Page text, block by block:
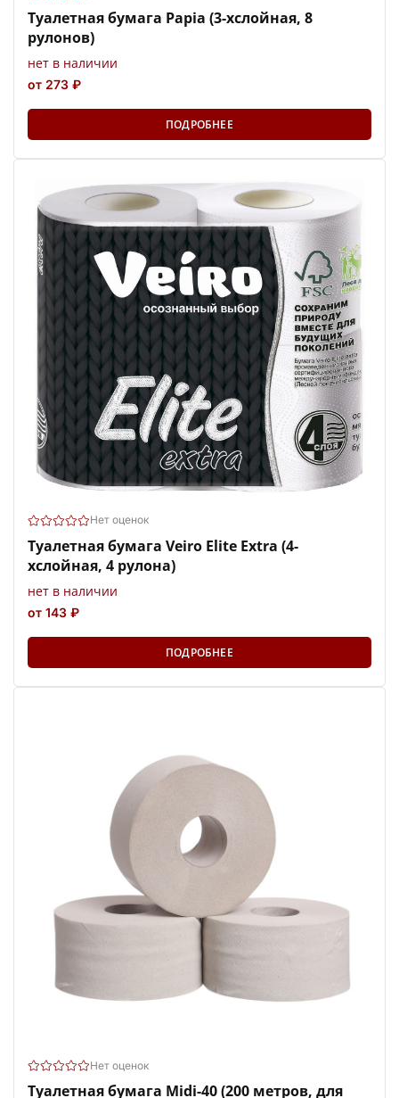
Туалетная бумага Papia (3-хслойная, 8
рулонов)
нет в наличии
от 273 ₽
ПОДРОБНЕЕ
Нет оценок
Туалетная бумага Veiro Elite Extra (4-
хслойная, 4 рулона)
нет в наличии
от 143 ₽
ПОДРОБНЕЕ
Нет оценок
Туалетная бумага Midi-40 (200 метров, для